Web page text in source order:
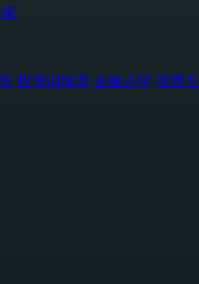
投资训练营 金融必学 股票